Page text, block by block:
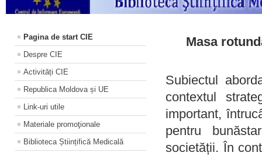
Pagina de start CIE
Despre CIE
Activități CIE
Republica Moldova și UE
Link-uri utile
Materiale promoţionale
Biblioteca Științifică Medicală
Masa
Subiectul
contextul
important,
pentru
societății. În